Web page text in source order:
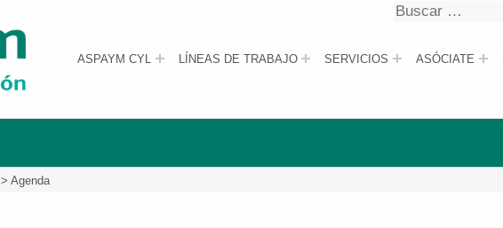
ASPAYM Castilla y León
ASPAYM CYL LÍNEAS DE TRABAJO SERVICIOS ASÓCIATE
Buscar
>Agenda